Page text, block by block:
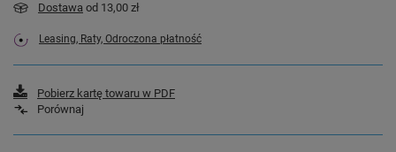
Dostawa od 13,00 zł
Leasing, Raty, Odroczona płatność
Pobierz kartę towaru w PDF
Porównaj